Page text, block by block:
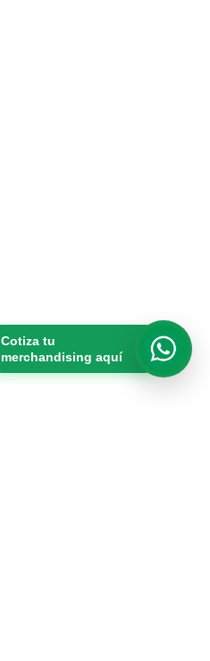
Cotiza tu
merchandising aquí